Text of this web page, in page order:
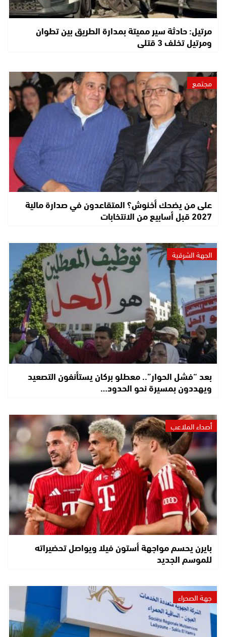
مرتيل: حادثة سير مميتة بمدارة الطريق بين تطوان
ومرتيل تخلف 3 قتلى
مجتمع
على من يضحك أخنوش؟ المتقاعدون في صدارة مالية
2027 قبل أسابيع من الانتخابات
الجهة الشرقية
بعد “فشل الحوار”.. معطلو بركان يستأنفون التصعيد
ويهددون بمسيرة نحو الحدود…
أصداء الملاعب
بايرن يحسم مواجهة أستون فيلا ويواصل تحضيراته
للموسم الجديد
جهة الصحراء